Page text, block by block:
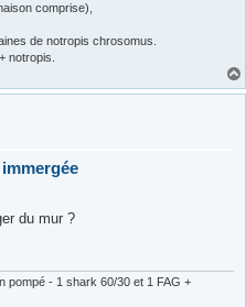
comprise),
de notropis chrosomus.
notropis.
du mur ?
pompé - 1 shark 60/30 et 1 FAG +